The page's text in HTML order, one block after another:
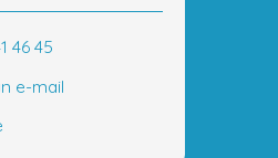
46 45
e-mail